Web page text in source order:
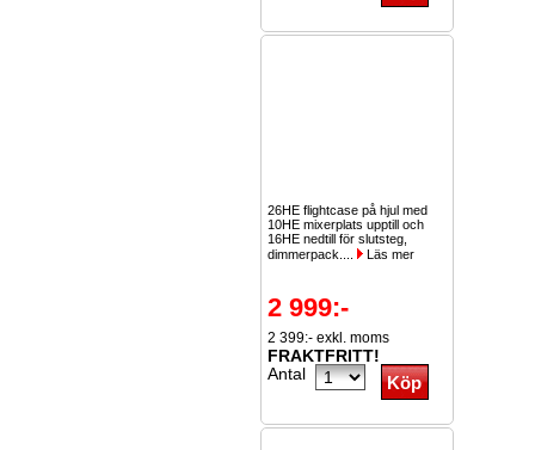
26HE flightcase på hjul med
10HE mixerplats upptill och
16HE nedtill för slutsteg,
dimmerpack....
Läs mer
2 999:-
2 399:- exkl. moms
FRAKTFRITT!
Antal